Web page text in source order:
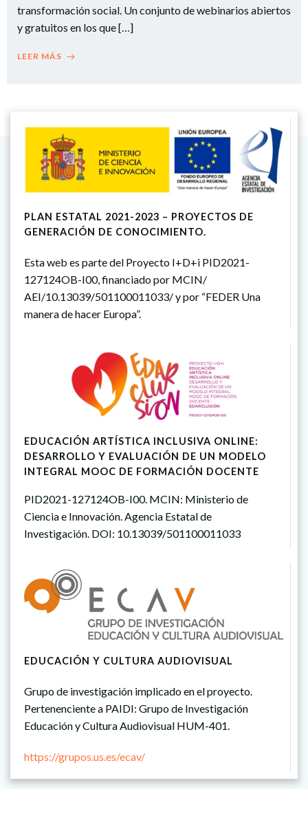
transformación social. Un conjunto de webinarios abiertos
y gratuitos en los que […]
LEER MÁS
PLAN ESTATAL 2021-2023 – PROYECTOS DE
GENERACIÓN DE CONOCIMIENTO.
Esta web es parte del Proyecto I+D+i PID2021-
127124OB-I00, financiado por MCIN/
AEI/10.13039/501100011033/ y por “FEDER Una
manera de hacer Europa”.
EDUCACIÓN ARTÍSTICA INCLUSIVA ONLINE:
DESARROLLO Y EVALUACIÓN DE UN MODELO
INTEGRAL MOOC DE FORMACIÓN DOCENTE
PID2021-127124OB-I00. MCIN: Ministerio de
Ciencia e Innovación. Agencia Estatal de
Investigación. DOI: 10.13039/501100011033
EDUCACIÓN Y CULTURA AUDIOVISUAL
Grupo de investigación implicado en el proyecto.
Pertenenciente a PAIDI: Grupo de Investigación
Educación y Cultura Audiovisual HUM-401.
https://grupos.us.es/ecav/